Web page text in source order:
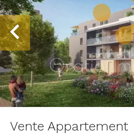
Vente Appartement